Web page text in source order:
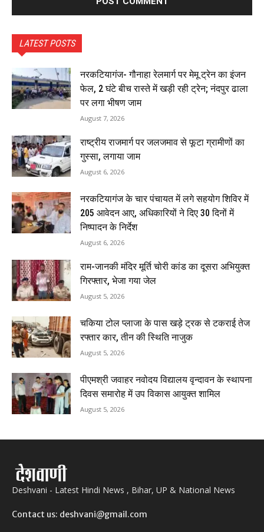
LATEST POSTS
नरकटियागंज- गौनाहा रेलमार्ग पर मेमू ट्रेन का इंजन
फेल, 2 घंटे बीच रास्ते में खड़ी रही ट्रेन; नंदपुर ढाला
पर लगा भीषण जाम
August 7, 2026
राष्ट्रीय राजमार्ग पर जलजमाव से फूटा ग्रामीणों का
गुस्सा, लगाया जाम
August 6, 2026
नरकटियागंज के चार पंचायत में लगे सहयोग शिविर में
205 आवेदन आए, अधिकारियों ने दिए 30 दिनों में
निष्पादन के निर्देश
August 6, 2026
राम-जानकी मंदिर मूर्ति चोरी कांड का दूसरा अभियुक्त
गिरफ्तार, भेजा गया जेल
August 5, 2026
चकिया टोल प्लाजा के पास खड़े ट्रक से टकराई तेज
रफ्तार कार, तीन की स्थिति नाजुक
August 5, 2026
पीएमश्री जवाहर नवोदय विद्यालय वृन्दावन के स्थापना
दिवस समारोह में उप विकास आयुक्त शामिल
August 5, 2026
Deshvani - Latest Hindi News , Bihar, UP & National News
Contact us: deshvani@gmail.com